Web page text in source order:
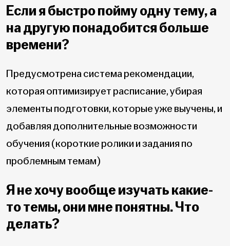
Если я быстро пойму одну тему, а
на другую понадобится больше
времени?
Предусмотрена система рекомендации,
которая оптимизирует расписание, убирая
элементы подготовки, которые уже выучены, и
добавляя дополнительные возможности
обучения (короткие ролики и задания по
проблемным темам)
Я не хочу вообще изучать какие-
то темы, они мне понятны. Что
делать?